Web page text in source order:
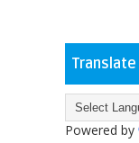
Translate
Powered by